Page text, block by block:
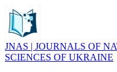
JNAS | JOURNALS OF
SCIENCES OF UKRAINE